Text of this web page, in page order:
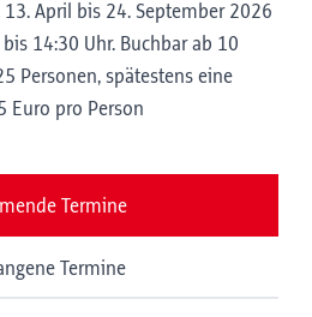
April bis 24. September 2026
14:30 Uhr. Buchbar ab 10
Personen, spätestens eine
Euro pro Person
Termine
Termine